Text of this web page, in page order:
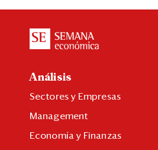
Análisis
Sectores y Empresas
Management
Economía y Finanzas